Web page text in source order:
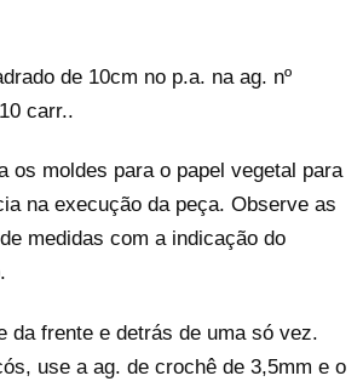
de 10cm no p.a. na ag. nº
carr..
os moldes para o papel vegetal para
na execução da peça. Observe as
medidas com a indicação do
da frente e detrás de uma só vez.
use a ag. de crochê de 3,5mm e o